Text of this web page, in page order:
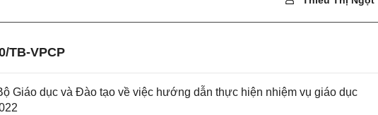
TB-VPCP
Giáo dục và Đào tạo về việc hướng dẫn thực hiện nhiệm vụ giáo dục